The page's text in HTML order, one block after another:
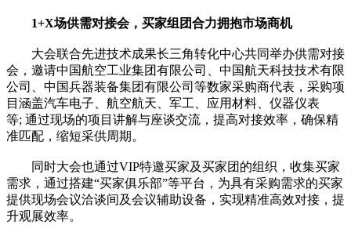
1+X场供需对接会，买家组团合力拥抱市场商机
大会联合先进技术成果长三角转化中心共同举办供需对接
会，邀请中国航空工业集团有限公司、中国航天科技技术有限
公司、中国兵器装备集团有限公司等数家采购商代表，采购项
目涵盖汽车电子、航空航天、军工、应用材料、仪器仪表
等; 通过现场的项目讲解与座谈交流，提高对接效率，确保精
准匹配，缩短采供周期。
同时大会也通过VIP特邀买家及买家团的组织，收集买家
需求，通过搭建“买家俱乐部”等平台，为具有采购需求的买家
提供现场会议洽谈间及会议辅助设备，实现精准高效对接，提
升观展效率。